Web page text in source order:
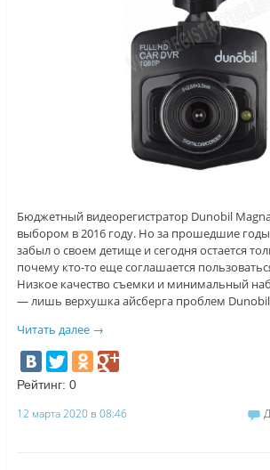
Бюджетный видеорегистратор Dunobil
выбором в 2016 году. Но за прошедшие
забыл о своем детище и сегодня остается
почему кто-то еще соглашается
Низкое качество съемки и минимальный
— лишь верхушка айсберга проблем
Читать далее →
Рейтинг: 0
12 марта 2020 в 08:46